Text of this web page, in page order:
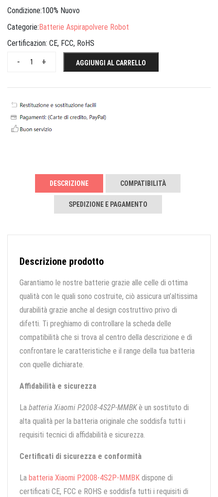
Condizione:100% Nuovo
Categorie:Batterie Aspirapolvere Robot
Certificazion: CE, FCC, RoHS
+
- AGGIUNGI AL CARRELLO
DESCRIZIONE COMPATIBILITÀ
SPEDIZIONE E PAGAMENTO
Descrizione prodotto
Garantiamo le nostre batterie grazie alle celle di ottima
qualità con le quali sono costruite, ciò assicura un’altissima
durabilità grazie anche al design costruttivo privo di
difetti. Ti preghiamo di controllare la scheda delle
compatibilità che si trova al centro della descrizione e di
confrontare le caratteristiche e il range della tua batteria
con quelle dichiarate.
Affidabilità e sicurezza
La batteria Xiaomi P2008-4S2P-MMBKè un sostituto di
alta qualità per la batteria originale che soddisfa tutti i
requisiti tecnici di affidabilità e sicurezza.
Certificati di sicurezza e conformità
La batteria Xiaomi P2008-4S2P-MMBK dispone di
certificati CE, FCC e ROHS e soddisfa tutti i requisiti di